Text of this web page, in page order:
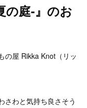
の庭-』のお
の屋 Rikka Knot（リッ
さわと気持ち良さそう